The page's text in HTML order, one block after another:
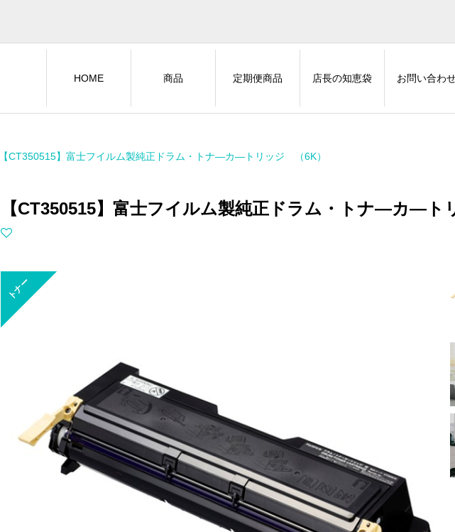
HOME 商品 定期便商品 店長の知恵袋 お問い合わ
【CT350515】富士フイルム製純正ドラム・トナ―カ―トリッジ （6K）
【CT350515】富士フイルム製純正ドラム・トナ―カ―ト
トナー